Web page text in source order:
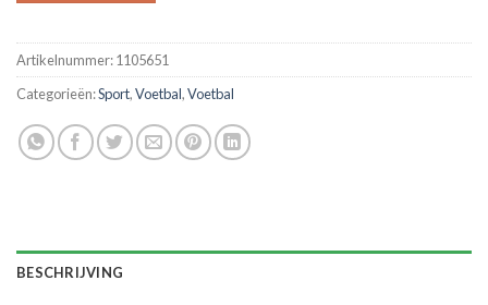
Artikelnummer:1105651
Categorieën:Sport,Voetbal,Voetbal
BESCHRIJVING